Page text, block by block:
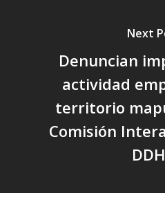
Next
Denuncian
actividad
territorio
Comisión